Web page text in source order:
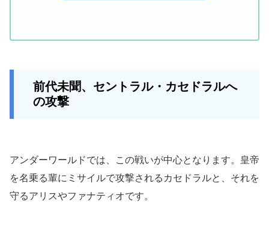
前代未聞、セントラル・カセドラルへ
の攻撃
アンダーワールドでは、この戦いが中心となります。皇帝
を名乗る輩にミサイルで攻撃されるカセドラルと、それを
守るアリスやファナティオです。